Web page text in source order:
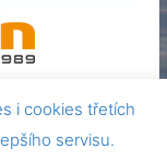
i cookies třetích
servisu.